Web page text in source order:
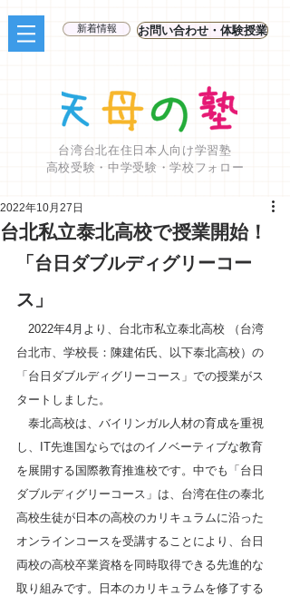
新着情報 お問い合わせ・体験授業
台湾台北在住日本人向け学習塾
高校受験・中学受験・学校フォロー
台北私立泰北高校で授業開始！
2022年10月27日
「台日ダブルディグリーコー
ス」
2022年4月より、台北市私立泰北高校 （台湾
台北市、学校長：陳建佑氏、以下泰北高校）の
「台日ダブルディグリーコース」での授業がス
タートしました。
泰北高校は、バイリンガル人材の育成を重視
し、IT先進国ならではのイノベーティブな教育
を展開する国際教育推進校です。中でも「台日
ダブルディグリーコース」は、台湾在住の泰北
高校生徒が日本の高校のカリキュラムに沿った
オンラインコースを受講することにより、台日
両校の高校卒業資格を同時取得できる先進的な
取り組みです。日本のカリキュラムを修了する